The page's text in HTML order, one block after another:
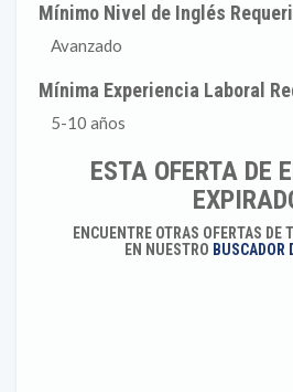
Mínimo Nivel de Inglés
Avanzado
Mínima Experiencia Laboral
5-10 años
ESTA OFERTA DE
ENCUENTRE OTRAS OFERTAS
EN NUESTRO BUSCADOR